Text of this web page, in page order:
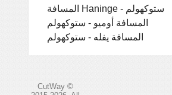
المسافة Haninge - ستوكهولم
المسافة أوميو - ستوكهولم
المسافة يفله - ستوكهولم
CutWay ©